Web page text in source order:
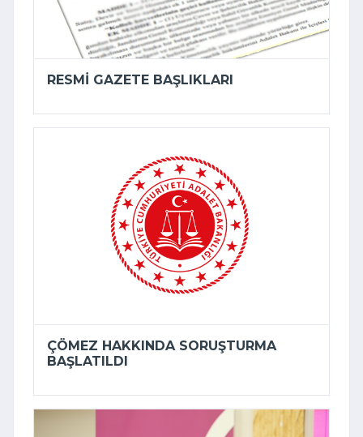
RESMI GAZETE BAŞLIKLARI
ÇÖMEZ HAKKINDA SORUŞTURMA
BAŞLATILDI